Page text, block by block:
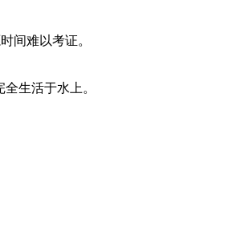
间难以考证。
生活于水上。